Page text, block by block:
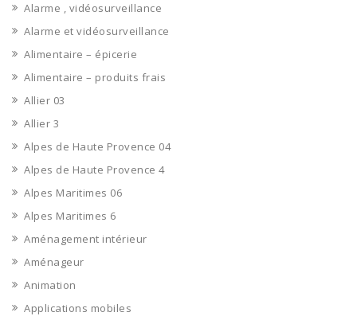
Alarme , vidéosurveillance
Alarme et vidéosurveillance
Alimentaire – épicerie
Alimentaire – produits frais
Allier 03
Allier 3
Alpes de Haute Provence 04
Alpes de Haute Provence 4
Alpes Maritimes 06
Alpes Maritimes 6
Aménagement intérieur
Aménageur
Animation
Applications mobiles